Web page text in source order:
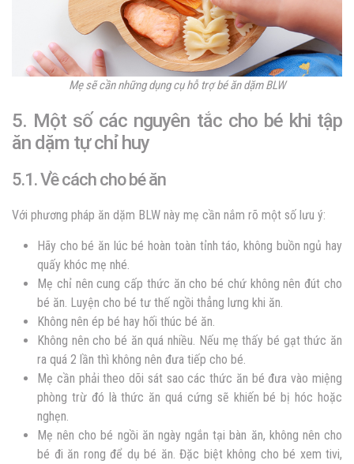
Mẹ sẽ cần những dụng cụ hỗ trợ bé ăn dặm BLW
5. Một số các nguyên tắc cho bé khi tập
ăn dặm tự chỉ huy
5.1. Về cách cho bé ăn
Với phương pháp ăn dặm BLW này mẹ cần nắm rõ một số lưu ý:
Hãy cho bé ăn lúc bé hoàn toàn tỉnh táo, không buồn ngủ hay
quấy khóc mẹ nhé.
Mẹ chỉ nên cung cấp thức ăn cho bé chứ không nên đút cho
bé ăn. Luyện cho bé tư thế ngồi thẳng lưng khi ăn.
Không nên ép bé hay hối thúc bé ăn.
Không nên cho bé ăn quá nhiều. Nếu mẹ thấy bé gạt thức ăn
ra quá 2 lần thì không nên đưa tiếp cho bé.
Mẹ cần phải theo dõi sát sao các thức ăn bé đưa vào miệng
phòng trừ đó là thức ăn quá cứng sẽ khiến bé bị hóc hoặc
nghẹn.
Mẹ nên cho bé ngồi ăn ngày ngắn tại bàn ăn, không nên cho
bé đi ăn rong để dụ bé ăn. Đặc biệt không cho bé xem tivi,